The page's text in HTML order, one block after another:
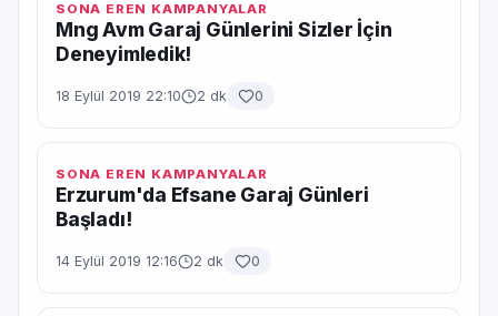
SONA EREN KAMPANYALAR
Mng Avm Garaj Günlerini Sizler İçin
Deneyimledik!
18 Eylül 2019 22:10 2 dk 0
SONA EREN KAMPANYALAR
Erzurum'da Efsane Garaj Günleri
Başladı!
14 Eylül 2019 12:16 2 dk 0